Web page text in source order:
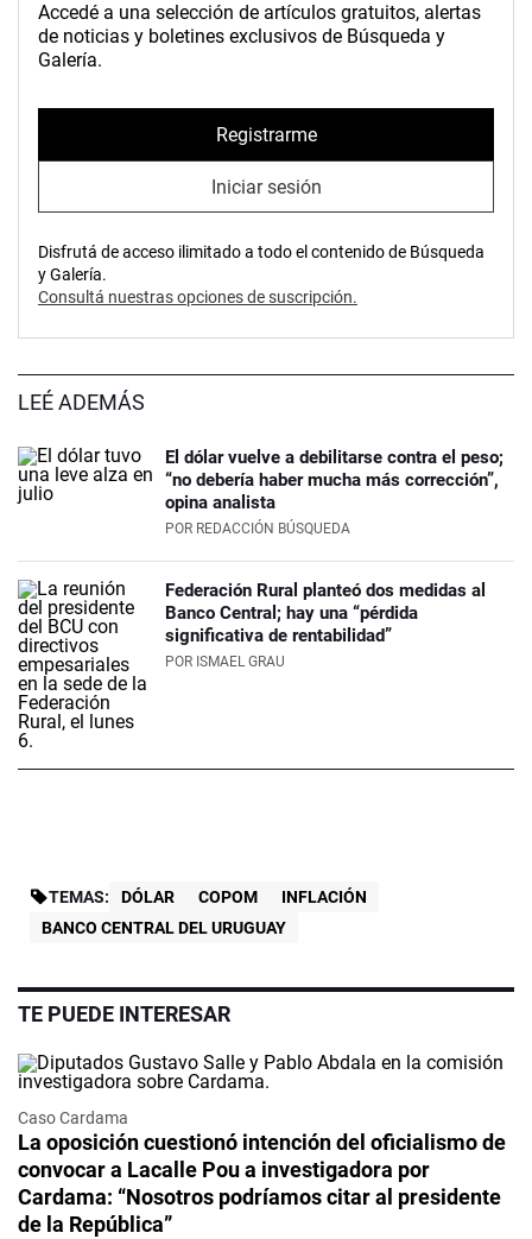
Accedé a una selección de artículos gratuitos, alertas
de noticias y boletines exclusivos de Búsqueda y
Galería.
Registrarme
Iniciar sesión
Disfrutá de acceso ilimitado a todo el contenido de Búsqueda
y Galería.
Consultá nuestras opciones de suscripción.
LEÉ ADEMÁS
El dólar vuelve a debilitarse contra el peso;
“no debería haber mucha más corrección”,
opina analista
POR REDACCIÓN BÚSQUEDA
Federación Rural planteó dos medidas al
Banco Central; hay una “pérdida
significativa de rentabilidad”
POR ISMAEL GRAU
TEMAS: DÓLAR COPOM
INFLACIÓN
BANCO CENTRAL DEL URUGUAY
TE PUEDE INTERESAR
Caso Cardama
La oposición cuestionó intención del oficialismo de
convocar a Lacalle Pou a investigadora por
Cardama: “Nosotros podríamos citar al presidente
de la República”